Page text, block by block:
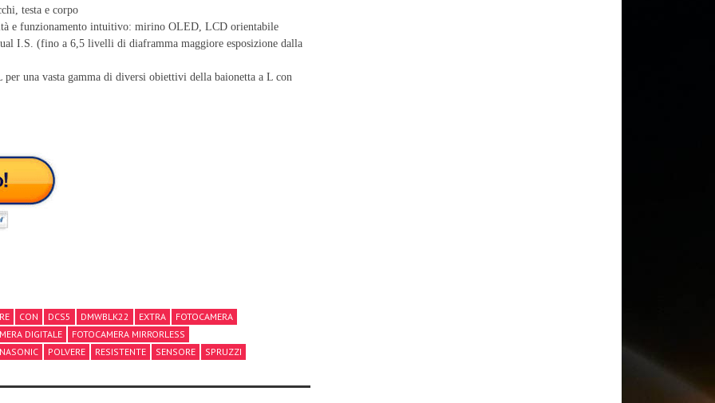
testa e corpo
e funzionamento intuitivo: mirino OLED, LCD orientabile
I.S. (fino a 6,5 livelli di diaframma maggiore esposizione dalla
per una vasta gamma di diversi obiettivi della baionetta a L con
CON DCS5 DMWBLK22 EXTRA
FOTOCAMERA
DIGITALE
FOTOCAMERA MIRRORLESS
POLVERE RESISTENTE SENSORE SPRUZZI